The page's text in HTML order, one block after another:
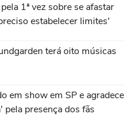
1ª vez sobre se afastar
estabelecer limites'
terá oito músicas
em show em SP e agradece
presença dos fãs